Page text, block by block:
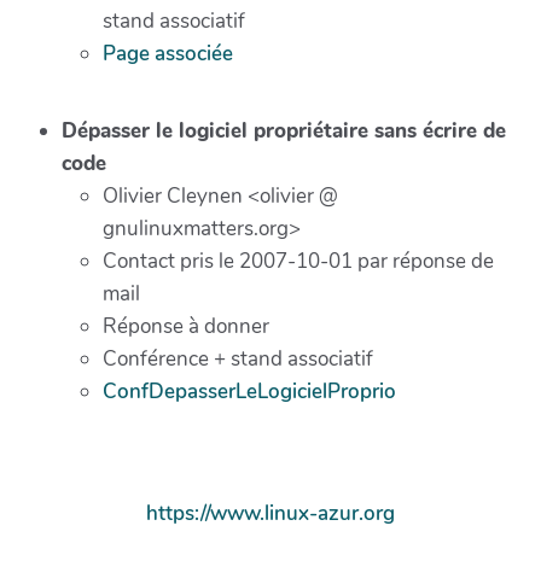
stand associatif
Page associée
Dépasser le logiciel propriétaire sans écrire de
code
Olivier Cleynen <olivier @
gnulinuxmatters.org>
Contact pris le 2007-10-01 par réponse de
mail
Réponse à donner
Conférence + stand associatif
ConfDepasserLeLogicielProprio
https://www.linux-azur.org